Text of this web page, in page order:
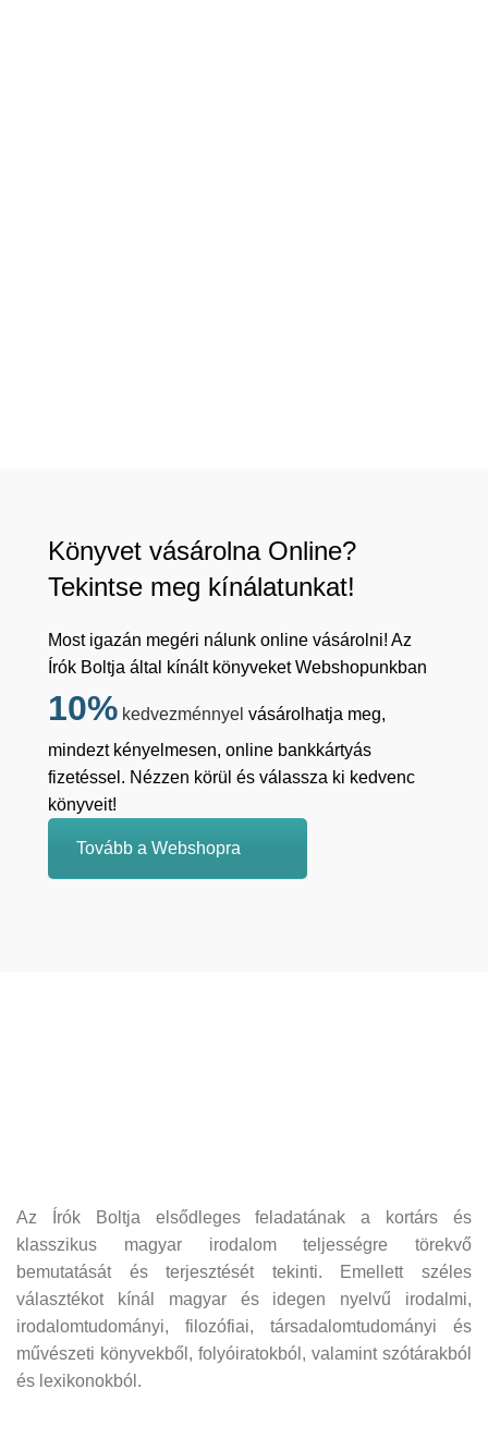
Könyvet vásárolna Online?
Tekintse meg kínálatunkat!
Most igazán megéri nálunk online vásárolni! Az
Írók Boltja által kínált könyveket Webshopunkban
10% kedvezménnyel vásárolhatja meg,
mindezt kényelmesen, online bankkártyás
fizetéssel. Nézzen körül és válassza ki kedvenc
könyveit!
Tovább a Webshopra
Az Írók Boltja elsődleges feladatának a kortárs és
klasszikus magyar irodalom teljességre törekvő
bemutatását és terjesztését tekinti. Emellett széles
választékot kínál magyar és idegen nyelvű irodalmi,
irodalomtudományi, filozófiai, társadalomtudományi és
művészeti könyvekből, folyóiratokból, valamint szótárakból
és lexikonokból.